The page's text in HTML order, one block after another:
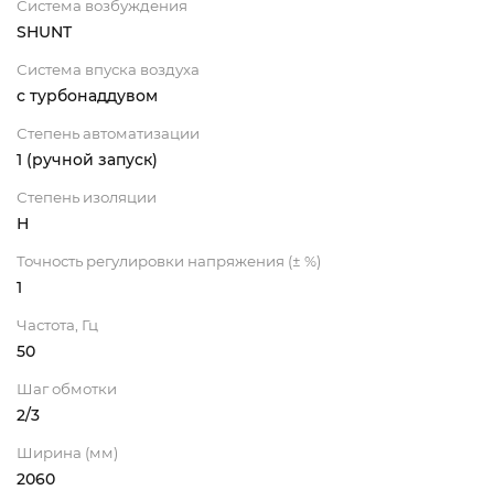
Система возбуждения
SHUNT
Система впуска воздуха
с турбонаддувом
Степень автоматизации
1 (ручной запуск)
Степень изоляции
Н
Точность регулировки напряжения (± %)
1
Частота, Гц
50
Шаг обмотки
2/3
Ширина (мм)
2060